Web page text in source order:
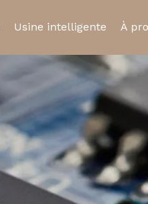
Relais automobile
Micro-
Usine intelligente À